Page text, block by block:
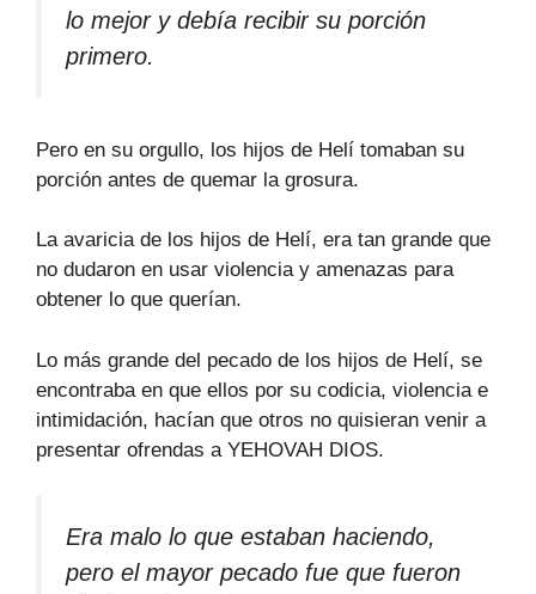
lo mejor y debía recibir su porción
primero.
Pero en su orgullo, los hijos de Helí tomaban su
porción antes de quemar la grosura.
La avaricia de los hijos de Helí, era tan grande que
no dudaron en usar violencia y amenazas para
obtener lo que querían.
Lo más grande del pecado de los hijos de Helí, se
encontraba en que ellos por su codicia, violencia e
intimidación, hacían que otros no quisieran venir a
presentar ofrendas a YEHOVAH DIOS.
Era malo lo que estaban haciendo,
pero el mayor pecado fue que fueron